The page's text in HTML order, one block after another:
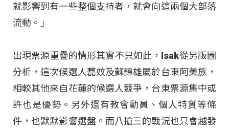
就影響到有一些整個支持者，就會向這兩個大部落
流動。」
出現票源重疊的情形其實不只如此，Isak從另版圖
分析，這次候選人藞妏及蘇錦雄屬於台東阿美族，
相較其他來自花蓮的候選人競爭，台東票源集中或
許也是優勢。另外還有教會動員、個人特質等條
件，也默默影響選盤。而八搶三的戰況也只會越發